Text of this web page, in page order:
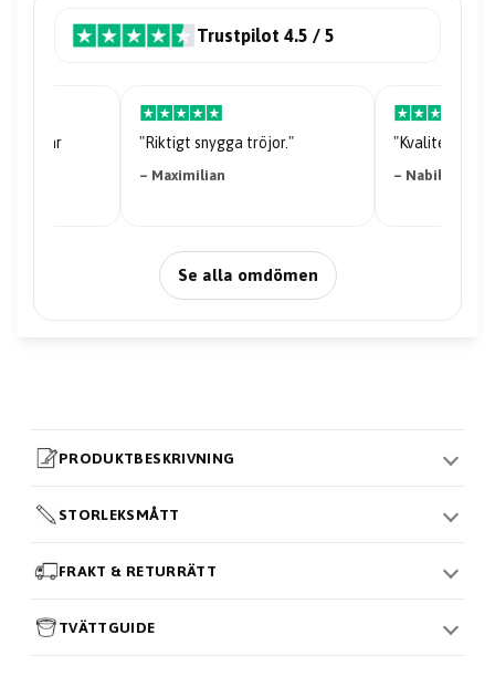
Trustpilot 4.5 / 5
är "Riktigt snygga tröjor."
– Maximilian
"Kvaliteten på
– Nabil Abdi
Se alla omdömen
PRODUKTBESKRIVNING
STORLEKSMÅTT
FRAKT & RETURRÄTT
TVÄTTGUIDE